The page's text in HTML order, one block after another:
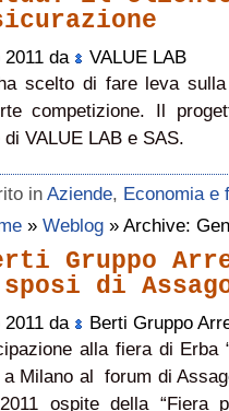
2011 da
VALUE LAB
scelto di fare leva
competizione. Il
VALUE LAB e SAS.
in Aziende, Economia e
» Weblog » Archive:
Gruppo
di
2011 da
Berti Gruppo
alla fiera di Erba
a Milano al forum di
ospite della “Fiera